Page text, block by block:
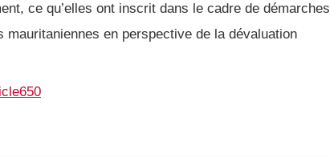
ce qu’elles ont inscrit dans le cadre de démarches
en perspective de la dévaluation